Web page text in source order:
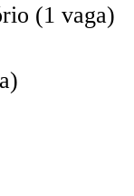
(1 vaga)